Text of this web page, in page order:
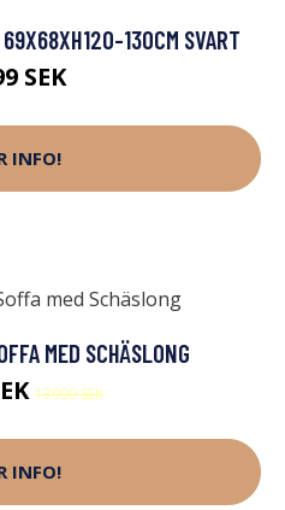
130CM SVART
SEK
INFO!
MED SCHÄSLONG
13999 SEK
INFO!